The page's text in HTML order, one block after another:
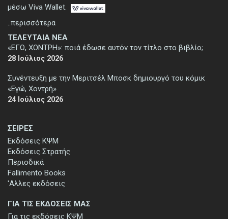
ΣΕΙΡΕΣ
Εκδόσεις ΚΨΜ
Εκδόσεις Στρατής
Περιοδικά
Fallimento Books
'Αλλες εκδόσεις
ΤΕΛΕΥΤΑΙΑ ΝΕΑ
«ΕΓΩ, ΧΟΝΤΡΗ»: ποιά έδωσε αυτόν τον τίτλο στο βιβλίο;
28 Ιούλιος 2026
Συνέντευξη με την Μεριτσέλ Μποσκ δημιουργό του κόμικ
«Εγώ, Χοντρή»
24 Ιούλιος 2026
ΓΙΑ ΤΙΣ ΕΚΔΟΣΕΙΣ ΜΑΣ
Για τις εκδόσεις ΚΨΜ
μέσω Viva Wallet.
..περισσότερα